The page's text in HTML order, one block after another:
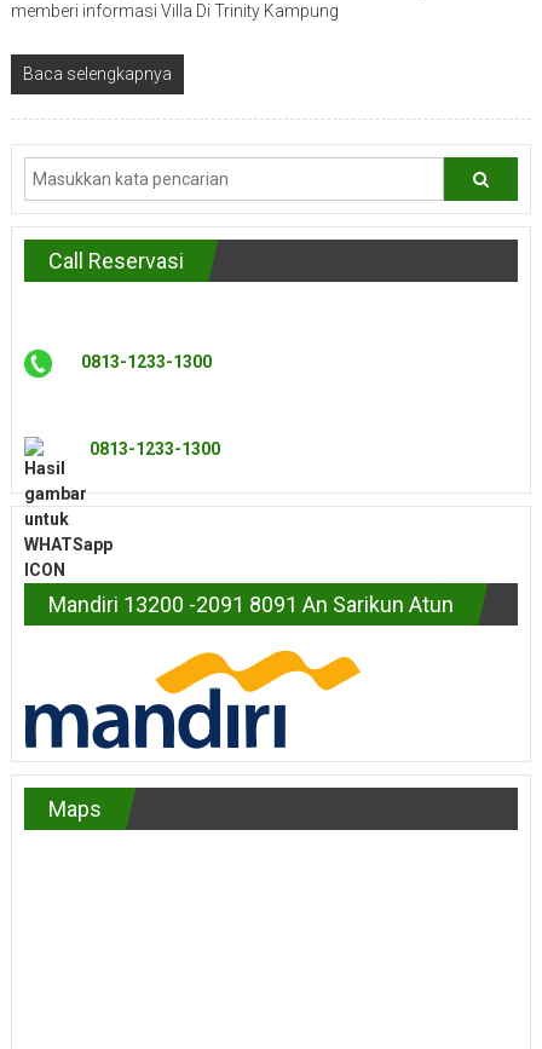
memberi informasi Villa Di Trinity Kampung
Baca selengkapnya
Call Reservasi
0813-1233-1300
0813-1233-1300
Mandiri 13200 -2091 8091 An Sarikun Atun
Maps